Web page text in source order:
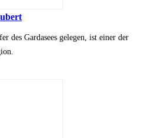
des Gardasees gelegen, ist einer der